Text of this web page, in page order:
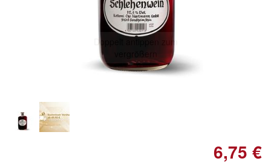
Doppelt antippen zum
vergrößern
6,75 €